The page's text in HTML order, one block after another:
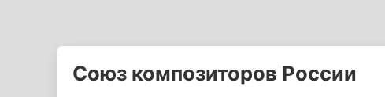
Союз композиторов России